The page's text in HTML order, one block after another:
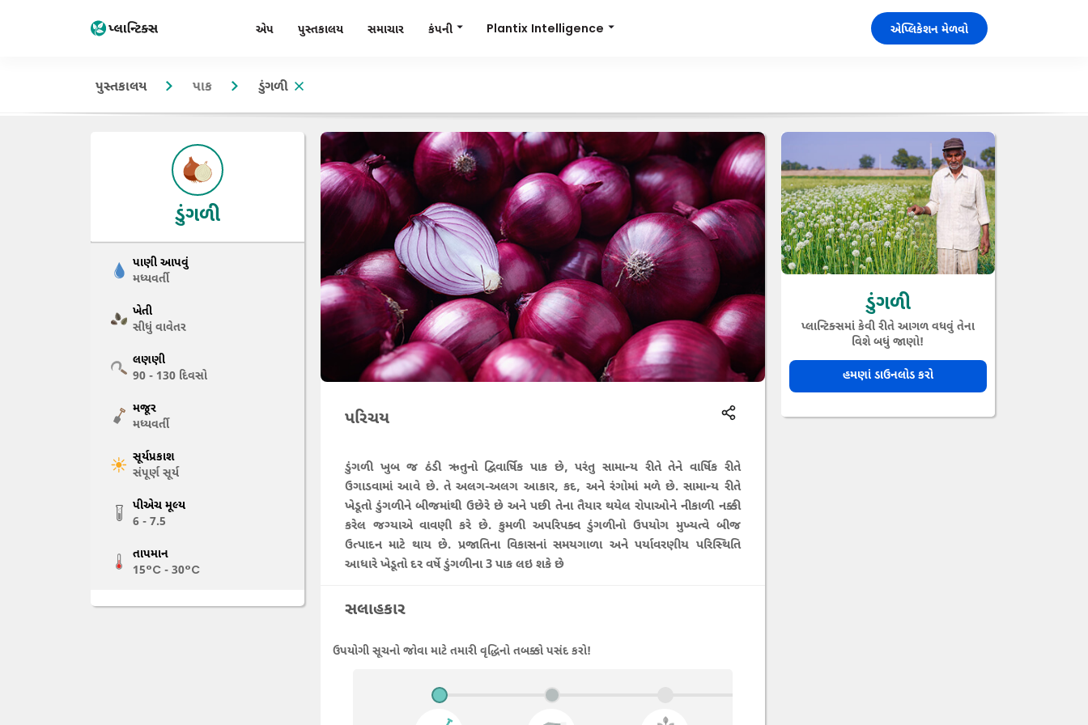
એપ પુસ્તકાલય સમાચાર કંપની Plantix Intelligence એપ્લિકેશન મેળવો
પુસ્તકાલય પાક ડુંગળી
ડુંગળી
પાણી આપવું
મધ્યવર્તી
ખેતી
સીધું વાવેતર
લણણી
90 - 130 દિવસો
મજૂર
મધ્યવર્તી
સૂર્યપ્રકાશ
સંપૂર્ણ સૂર્ય
પીએચ મૂલ્ય
6 - 7.5
તાપમાન
15°C - 30°C
પરિચય
ડુંગળી ખુબ જ ઠંડી ઋતુનો દ્વિવાર્ષિક પાક છે, પરંતુ સામાન્ય રીતે તેને વાર્ષિક રીતે
ઉગાડવામાં આવે છે. તે અલગ-અલગ આકાર, કદ, અને રંગોમાં મળે છે. સામાન્ય રીતે
ખેડૂતો ડુંગળીને બીજમાંથી ઉછેરે છે અને પછી તેના તૈયાર થયેલ રોપાઓને નીકાળી નક્કી
કરેલ જગ્યાએ વાવણી કરે છે. કુમળી અપરિપક્વ ડુંગળીનો ઉપયોગ મુખ્યત્વે બીજ
ઉત્પાદન માટે થાય છે. પ્રજાતિના વિકાસનાં સમયગાળા અને પર્યાવરણીય પરિસ્થિતિ
આધારે ખેડૂતો દર વર્ષે ડુંગળીના 3 પાક લઇ શકે છે
સલાહકાર
ઉપયોગી સૂચનો જોવા માટે તમારી વૃદ્ધિનો તબક્કો પસંદ કરો!
ડુંગળી
પ્લાન્ટિક્સમાં કેવી રીતે આગળ વધવું તેના
વિશે બધું જાણો!
હમણાં ડાઉનલોડ કરો